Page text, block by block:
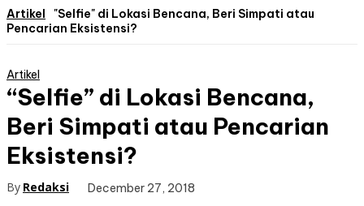
Artikel
"Selfie" di Lokasi Bencana, Beri Simpati atau
Pencarian Eksistensi?
Artikel
“Selfie” di Lokasi Bencana,
Beri Simpati atau Pencarian
Eksistensi?
By Redaksi December 27, 2018